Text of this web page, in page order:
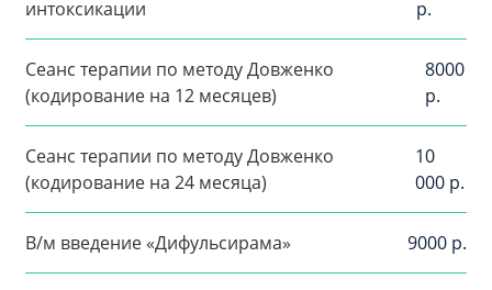
интоксикации
р.
Сеанс терапии по методу Довженко
(кодирование на 12 месяцев)
8000
р.
Сеанс терапии по методу Довженко
(кодирование на 24 месяца)
10
000 р.
В/м введение «Дифульсирама» 9000 р.